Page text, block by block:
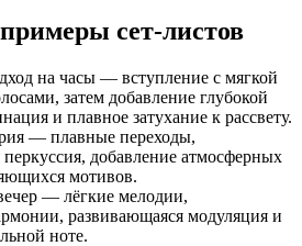
сет-листов
на часы — вступление с мягкой
затем добавление глубокой
и плавное затухание к рассвету.
— плавные переходы,
добавление атмосферных
мотивов.
— лёгкие мелодии,
развивающаяся модуляция и
ноте.